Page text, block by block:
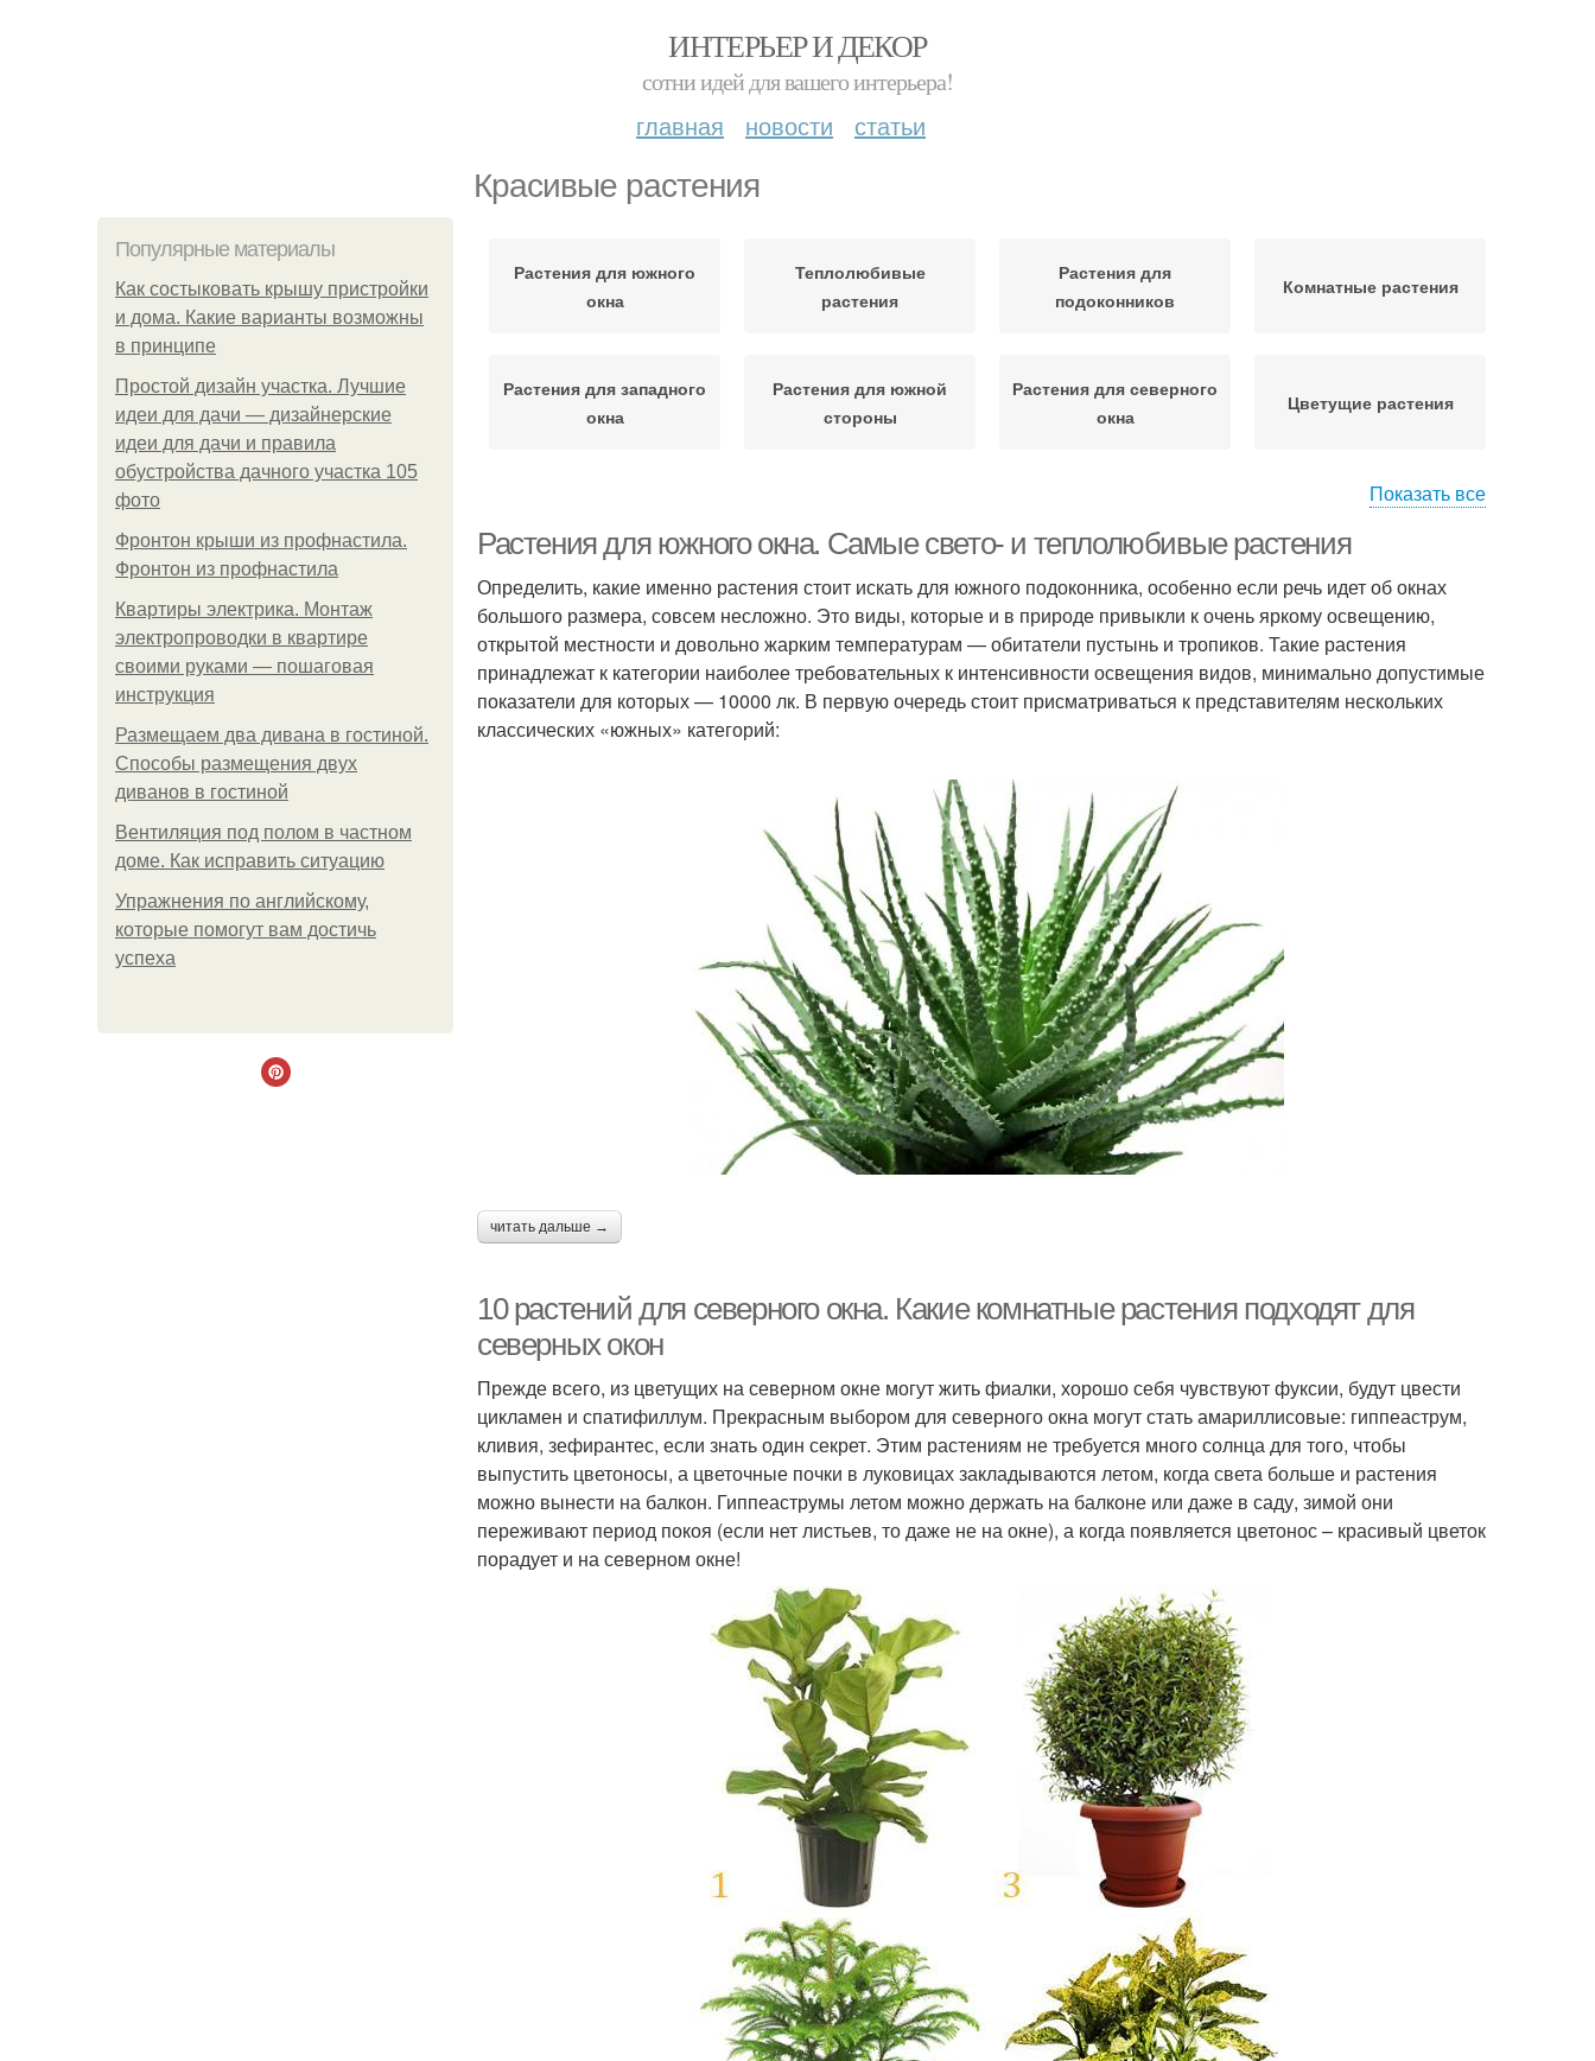
ИНТЕРЬЕР И ДЕКОР
сотни идей для вашего интерьера!
главная новости статьи
Красивые растения
Популярные материалы
Как состыковать крышу пристройки
и дома. Какие варианты возможны
в принципе
Простой дизайн участка. Лучшие
идеи для дачи — дизайнерские
идеи для дачи и правила
обустройства дачного участка 105
фото
Фронтон крыши из профнастила.
Фронтон из профнастила
Квартиры электрика. Монтаж
электропроводки в квартире
своими руками — пошаговая
инструкция
Размещаем два дивана в гостиной.
Способы размещения двух
диванов в гостиной
Вентиляция под полом в частном
доме. Как исправить ситуацию
Упражнения по английскому,
которые помогут вам достичь
успеха
Растения для южного
окна
Теплолюбивые
растения
Растения для
подоконников
Комнатные растения
Растения для западного
окна
Растения для южной
стороны
Растения для северного
окна
Цветущие растения
окон
окон
Растения с
минимальными
требованиями
Тенелюбивые растения Растения в освещении
Растения для юго-
западного окна
Растения на южных
Растения для юго-
восточных окон
Неприхотливые
растения
Растения на восточных
Показать все
Растения для южного окна. Самые свето- и теплолюбивые растения
Определить, какие именно растения стоит искать для южного подоконника, особенно если речь идет об окнах
большого размера, совсем несложно. Это виды, которые и в природе привыкли к очень яркому освещению,
открытой местности и довольно жарким температурам — обитатели пустынь и тропиков. Такие растения
принадлежат к категории наиболее требовательных к интенсивности освещения видов, минимально допустимые
показатели для которых — 10000 лк. В первую очередь стоит присматриваться к представителям нескольких
классических «южных» категорий:
читать дальше →
10 растений для северного окна. Какие комнатные растения подходят для
северных окон
Прежде всего, из цветущих на северном окне могут жить фиалки, хорошо себя чувствуют фуксии, будут цвести
цикламен и спатифиллум. Прекрасным выбором для северного окна могут стать амариллисовые: гиппеаструм,
кливия, зефирантес, если знать один секрет. Этим растениям не требуется много солнца для того, чтобы
выпустить цветоносы, а цветочные почки в луковицах закладываются летом, когда света больше и растения
можно вынести на балкон. Гиппеаструмы летом можно держать на балконе или даже в саду, зимой они
переживают период покоя (если нет листьев, то даже не на окне), а когда появляется цветонос – красивый цветок
порадует и на северном окне!